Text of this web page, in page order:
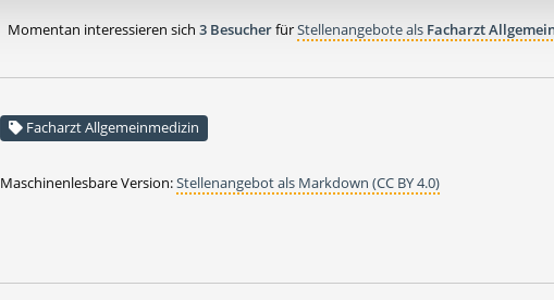
Momentan interessieren sich 3 BesucherfürStellenangebote als Facharzt
Facharzt Allgemeinmedizin
Maschinenlesbare Version:Stellenangebot als Markdown (CC BY 4.0)